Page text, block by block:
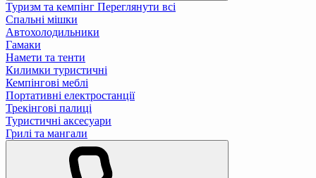
Туризм та кемпінг Переглянути всі
Спальні мішки
Автохолодильники
Гамаки
Намети та тенти
Килимки туристичні
Кемпінгові меблі
Портативні електростанції
Трекінгові палиці
Туристичні аксесуари
Грилі та мангали